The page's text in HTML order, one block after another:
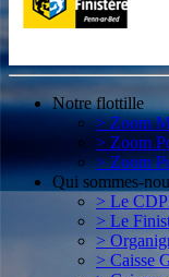
Notre flottille
> Zoom
> Zoom
> Zoom
Qui sommes-
> Le
> Le
>
> Caisse